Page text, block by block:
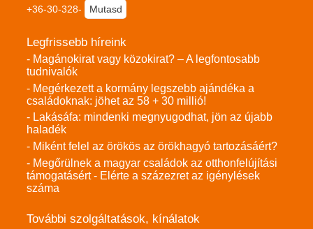
+36-30-328-
Mutasd
Legfrissebb híreink
- Magánokirat vagy közokirat? – A legfontosabb
tudnivalók
- Megérkezett a kormány legszebb ajándéka a
családoknak: jöhet az 58 + 30 millió!
- Lakásáfa: mindenki megnyugodhat, jön az újabb
haladék
- Miként felel az örökös az örökhagyó tartozásáért?
- Megőrülnek a magyar családok az otthonfelújítási
támogatásért - Elérte a százezret az igénylések
száma
További szolgáltatások, kínálatok